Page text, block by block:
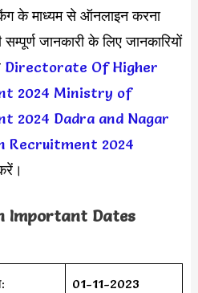
के माध्यम से ऑनलाइन करना
जानकारी के लिए जानकारियों
Directorate Of Higher
2024 Ministry of
2024 Dadra and Nagar
Recruitment 2024
Important Dates
01-11-2023